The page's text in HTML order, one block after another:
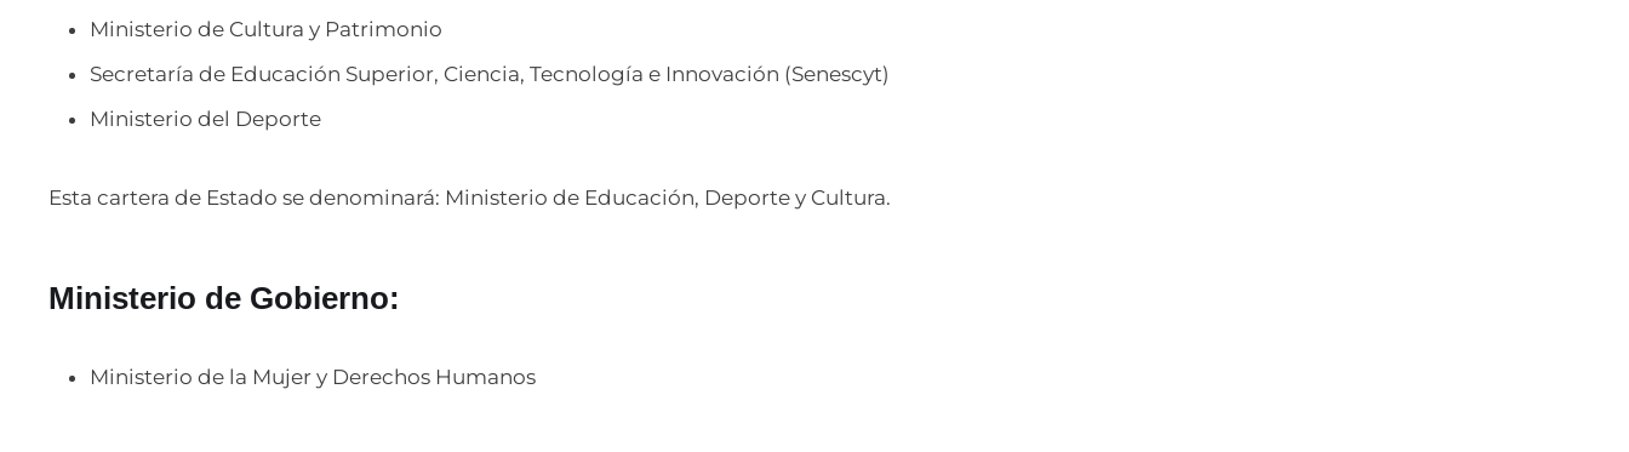
Ministerio de Cultura y Patrimonio
Secretaría de Educación Superior, Ciencia, Tecnología e Innovación (Senescyt)
Ministerio del Deporte
Esta cartera de Estado se denominará: Ministerio de Educación, Deporte y Cultura.
Ministerio de Gobierno:
Ministerio de la Mujer y Derechos Humanos